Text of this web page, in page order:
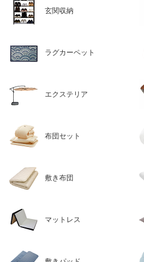
玄関収納
ラグカーペット
エクステリア
布団セット
敷き布団
マットレス